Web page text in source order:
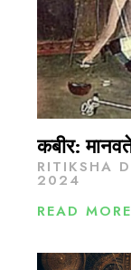
कबीर:
RITIKSHA
2024
READ